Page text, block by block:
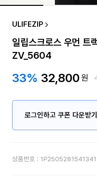
ULIFEZIP
일립스크로스 우먼
ZV_5604
33% 32,800원
로그인하고 쿠폰 다운받기
상품번호 : 1P2505281541341